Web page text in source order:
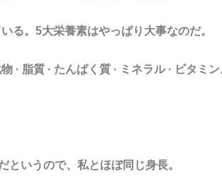
いる。5大栄養素はやっぱり大事なのだ。
· 脂質 · たんぱく質 · ミネラル · ビタミ
というので、私とほぼ同じ身長。